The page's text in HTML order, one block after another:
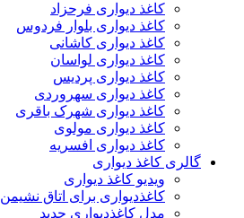
کاغذ دیواری فرحزاد
کاغذ دیواری بلوار فردوس
کاغذ دیواری کاشانی
کاغذ دیواری لواسان
کاغذ دیواری پردیس
کاغذ دیواری سهروردی
کاغذ دیواری شهرک باقری
کاغذ دیواری مولوی
کاغذ دیواری افسریه
گالری کاغذ دیواری
ویدیو کاغذ دیواری
کاغذدیواری برای اتاق نشیمن
مدل کاغذدیواری جدید